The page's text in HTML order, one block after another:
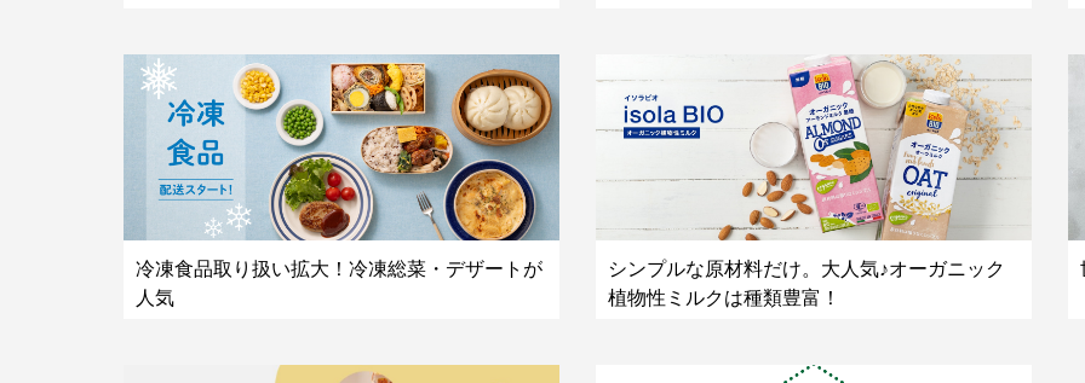
冷凍食品取り扱い拡大！冷凍総菜・デザートが
人気
シンプルな原材料だけ。大人気♪オーガニック
植物性ミルクは種類豊富！